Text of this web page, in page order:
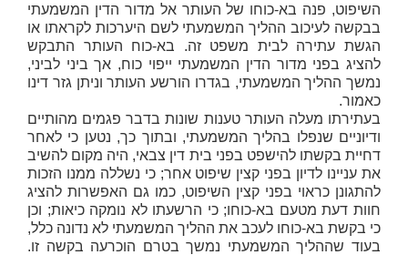
השיפוט, פנה בא-כוחו של העותר אל מדור הדין המשמעתי
בבקשה לעיכוב ההליך המשמעתי לשם היערכות לקראתו או
הגשת עתירה לבית משפט זה. בא-כוח העותר התבקש
להציג בפני מדור הדין המשמעתי ייפוי כוח, אך ביני לביני,
נמשך ההליך המשמעתי, בגדרו הורשע העותר וניתן גזר דינו
כאמור.
בעתירתו מעלה העותר טענות שונות בדבר פגמים מהותיים
ודיוניים שנפלו בהליך המשמעתי, ובתוך כך, נטען כי לאחר
דחיית בקשתו להישפט בפני בית דין צבאי, היה מקום להשיב
את עניינו לדיון בפני קצין שיפוט אחר; כי נשללה ממנו הזכות
להתגונן כראוי בפני קצין השיפוט, כמו גם האפשרות להציג
חוות דעת מטעם בא-כוחו; כי הרשעתו לא נומקה כיאות; וכן
כי בקשת בא-כוחו לעכב את ההליך המשמעתי לא נדונה כלל,
בעוד שההליך המשמעתי נמשך בטרם הוכרעה בקשה זו.